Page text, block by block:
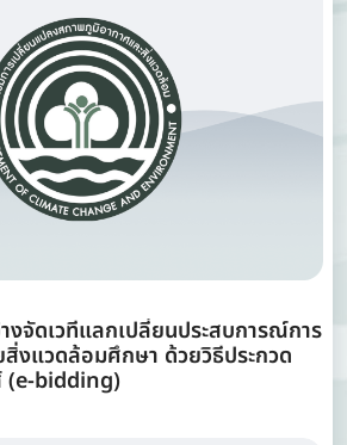
งจัดเวทีแลกเปลี่ยนประสบการณ์การ
สิ่งแวดล้อมศึกษา ด้วยวิธีประกวด
(e-bidding)